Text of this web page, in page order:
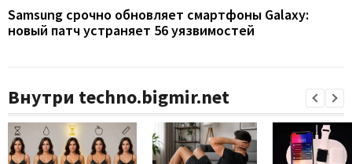
Samsung срочно обновляет смартфоны Galaxy:
новый патч устраняет 56 уязвимостей
Внутри techno.bigmir.net